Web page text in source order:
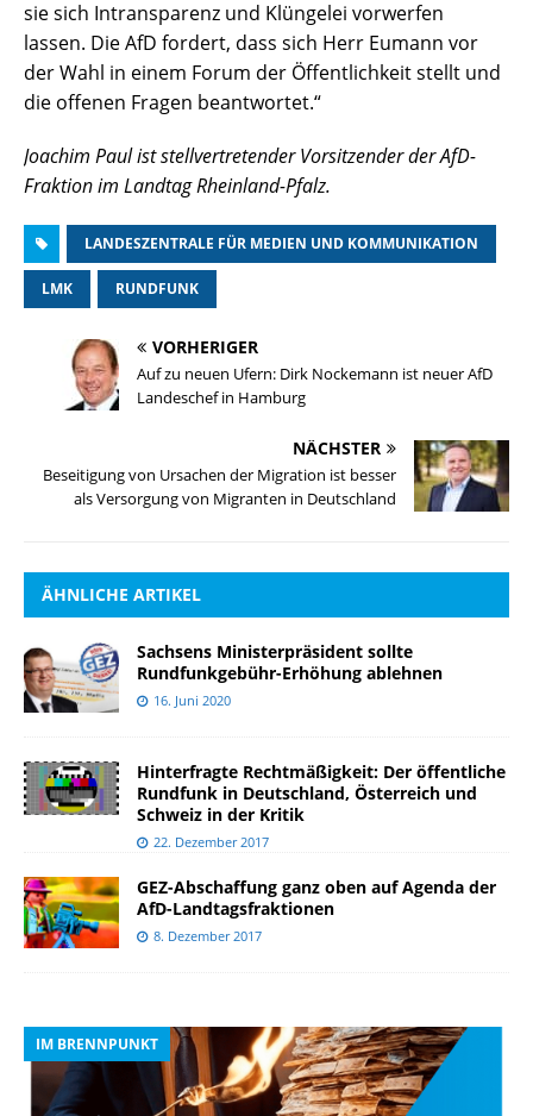
sie sich Intransparenz und Klüngelei vorwerfen
lassen. Die AfD fordert, dass sich Herr Eumann vor
der Wahl in einem Forum der Öffentlichkeit stellt und
die offenen Fragen beantwortet.“
Joachim Paul ist stellvertretender Vorsitzender der AfD-
Fraktion im Landtag Rheinland-Pfalz.
LANDESZENTRALE FÜR MEDIEN UND KOMMUNIKATION
LMK RUNDFUNK
VORHERIGER
Auf zu neuen Ufern: Dirk Nockemann ist neuer AfD
Landeschef in Hamburg
NÄCHSTER
Beseitigung von Ursachen der Migration ist besser
als Versorgung von Migranten in Deutschland
ÄHNLICHE ARTIKEL
Sachsens Ministerpräsident sollte
Rundfunkgebühr-Erhöhung ablehnen
16. Juni 2020
Hinterfragte Rechtmäßigkeit: Der öffentliche
Rundfunk in Deutschland, Österreich und
Schweiz in der Kritik
22. Dezember 2017
GEZ-Abschaffung ganz oben auf Agenda der
AfD-Landtagsfraktionen
8. Dezember 2017
IM BRENNPUNKT